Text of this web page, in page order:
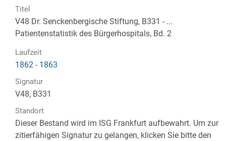
Titel
V48 Dr. Senckenbergische Stiftung, B331 - ...
Patientenstatistik des Bürgerhospitals, Bd. 2
Laufzeit
1862 - 1863
Signatur
V48, B331
Standort
Dieser Bestand wird im ISG Frankfurt aufbewahrt. Um zur
zitierfähigen Signatur zu gelangen, klicken Sie bitte den